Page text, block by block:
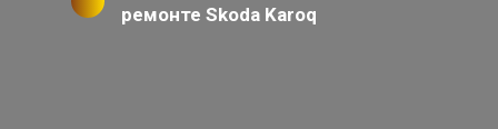
ремонте Skoda Karoq